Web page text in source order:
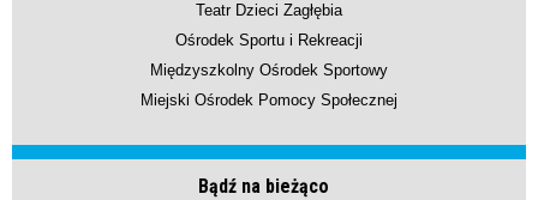
Teatr Dzieci Zagłębia
Ośrodek Sportu i Rekreacji
Międzyszkolny Ośrodek Sportowy
Miejski Ośrodek Pomocy Społecznej
Bądź na bieżąco